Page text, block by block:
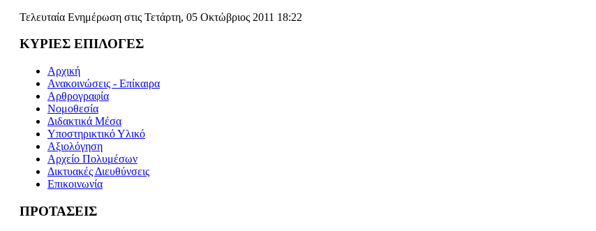
Τελευταία Ενημέρωση στις Τετάρτη, 05 Οκτώβριος 2011 18:22
ΚΥΡΙΕΣ ΕΠΙΛΟΓΕΣ
Αρχική
Ανακοινώσεις - Επίκαιρα
Αρθρογραφία
Νομοθεσία
Διδακτικά Μέσα
Υποστηρικτικό Υλικό
Αξιολόγηση
Αρχείο Πολυμέσων
Δικτυακές Διευθύνσεις
Επικοινωνία
ΠΡΟΤΑΣΕΙΣ